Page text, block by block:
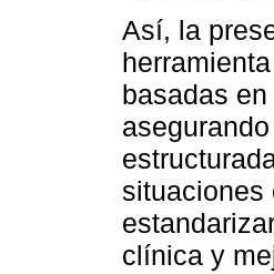
Así, la
basadas
situaciones
clínica y